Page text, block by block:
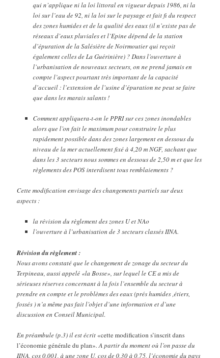
qui n’applique ni la loi littoral en vigueur depuis 1986, ni la
loi sur l’eau de 92, ni la loi sur le paysage et fait fi du respect
des zones humides et de la qualité des eaux (il n’existe pas de
réseaux d’eaux pluviales et l’Epine dépend de la station
d’épuration de la Salésière de Noirmoutier qui reçoit
également celles de La Guérinière) ? Dans l’ouverture à
l’urbanisation de nouveaux secteurs, on ne prend jamais en
compte l’aspect pourtant très important de la capacité
d’accueil : l’extension de l’usine d’épuration ne peut se faire
que dans les marais salants !
Comment appliquera-t-on le PPRI sur ces zones inondables
alors que l’on fait le maximum pour construire le plus
rapidement possible dans des zones largement en dessous du
niveau de la mer actuellement fixé à 4,20 m NGF, sachant que
dans les 3 secteurs nous sommes en dessous de 2,50 m et que les
règlements des POS interdisent tous remblaiements ?
Cette modification envisage des changements partiels sur deux
aspects :
la révision du règlement des zones U et NAo
l’ouverture à l’urbanisation de 3 secteurs classés IINA.
Révision du règlement :
Nous avons constaté que le changement de zonage du secteur du
Terpineau, aussi appelé «la Bosse», sur lequel le CE a mis de
sérieuses réserves concernant à la fois l’ensemble du secteur à
prendre en compte et le problèmes des eaux (prés humides ,étiers,
fossés ) n’a même pas fait l’objet d’une information et d’une
discussion en Conseil Municipal.
En préambule (p.3) il est écrit «cette modification s’inscrit dans
l’économie générale du plan». A partir du moment où l’on passe du
IINA, cos 0,001, à une zone U, cos de 0,30 à 0,75, l’économie du pays